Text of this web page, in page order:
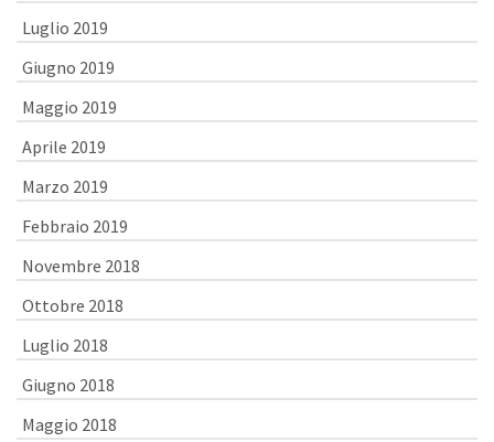
Luglio 2019
Giugno 2019
Maggio 2019
Aprile 2019
Marzo 2019
Febbraio 2019
Novembre 2018
Ottobre 2018
Luglio 2018
Giugno 2018
Maggio 2018